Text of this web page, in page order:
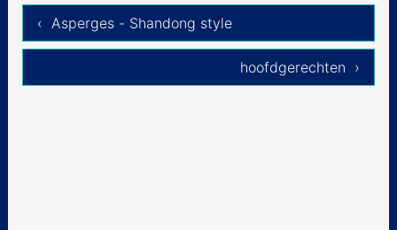
‹ Asperges - Shandong style
hoofdgerechten ›